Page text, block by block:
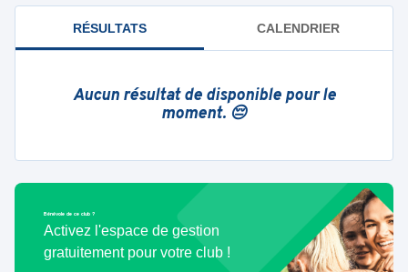
RÉSULTATS CALENDRIER
Aucun résultat de disponible pour le
moment. 😔
Bénévole de ce club ?
Activez l'espace de gestion
gratuitement pour votre club !